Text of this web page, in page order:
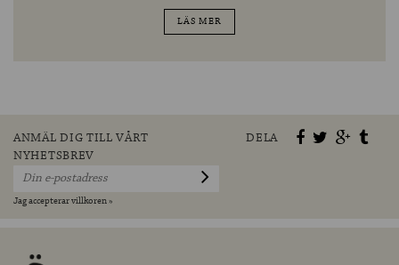
LÄS MER
ANMÄL DIG TILL VÅRT
NYHETSBREV
Jag accepterar villkoren »
DELA